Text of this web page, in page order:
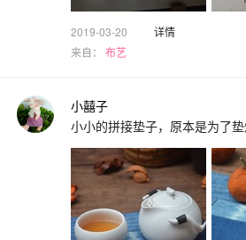
2019-03-20 详情
来自： 布艺
小囍子
小小的拼接垫子，原本是为了